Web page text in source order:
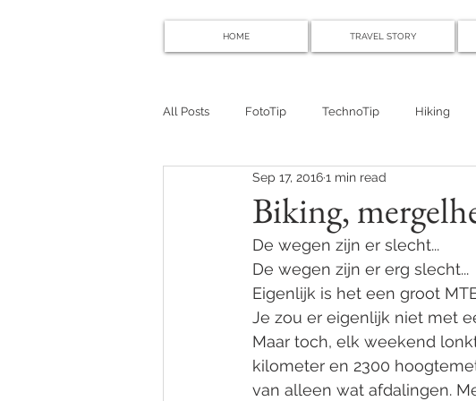
HOME TRAVEL STORY
All Posts FotoTip TechnoTip Hiking
Biking,
Sep 17, 20161 min read
De wegen zijn er slecht...
De wegen zijn er erg slecht...
Eigenlijk is het een groot
Je zou er eigenlijk niet met
Maar toch, elk weekend
kilometer en 2300
van alleen wat afdalingen.